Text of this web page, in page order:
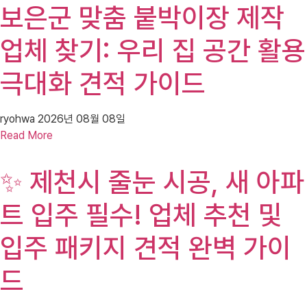
보은군 맞춤 붙박이장 제작
업체 찾기: 우리 집 공간 활용
극대화 견적 가이드
ryohwa 2026년 08월 08일
Read More
✨ 제천시 줄눈 시공, 새 아파
트 입주 필수! 업체 추천 및
입주 패키지 견적 완벽 가이
드